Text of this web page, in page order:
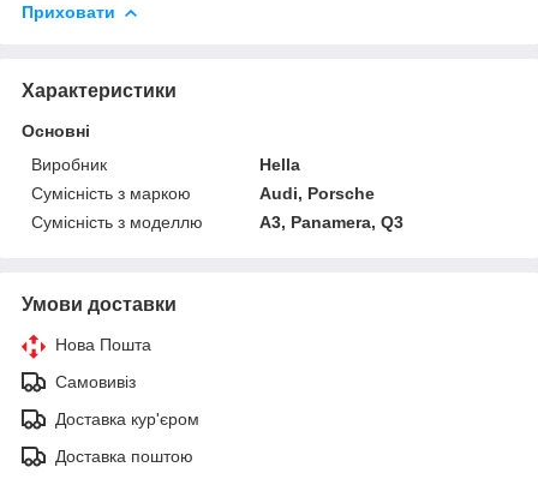
Приховати
Характеристики
Основні
Виробник
Hella
Сумісність з маркою
Audi, Porsche
Сумісність з моделлю
A3, Panamera, Q3
Умови доставки
Нова Пошта
Самовивіз
Доставка кур'єром
Доставка поштою